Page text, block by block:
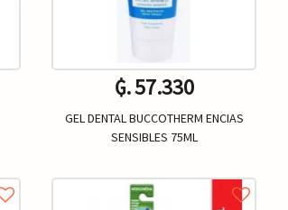
₲. 57.330
GEL DENTAL BUCCOTHERM ENCIAS
SENSIBLES 75ML